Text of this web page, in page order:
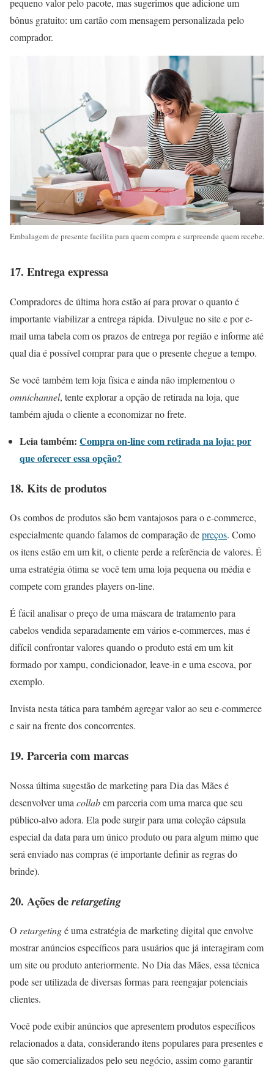
pequeno valor pelo pacote, mas sugerimos que adicione um
bônus gratuito: um cartão com mensagem personalizada pelo
comprador.
Embalagem de presente facilita para quem compra e surpreende quem recebe.
17. Entrega expressa
Compradores de última hora estão aí para provar o quanto é
importante viabilizar a entrega rápida. Divulgue no site e por e-
mail uma tabela com os prazos de entrega por região e informe até
qual dia é possível comprar para que o presente chegue a tempo.
Se você também tem loja física e ainda não implementou o
omnichannel, tente explorar a opção de retirada na loja, que
também ajuda o cliente a economizar no frete.
Leia também: Compra on-line com retirada na loja: por
que oferecer essa opção?
18. Kits de produtos
Os combos de produtos são bem vantajosos para o e-commerce,
especialmente quando falamos de comparação depreços. Como
os itens estão em um kit, o cliente perde a referência de valores. É
uma estratégia ótima se você tem uma loja pequena ou média e
compete com grandes players on-line.
É fácil analisar o preço de uma máscara de tratamento para
cabelos vendida separadamente em vários e-commerces, mas é
difícil confrontar valores quando o produto está em um kit
formado por xampu, condicionador, leave-in e uma escova, por
exemplo.
Invista nesta tática para também agregar valor ao seu e-commerce
e sair na frente dos concorrentes.
19. Parceria com marcas
Nossa última sugestão de marketing para Dia das Mães é
desenvolver uma collabem parceria com uma marca que seu
público-alvo adora. Ela pode surgir para uma coleção cápsula
especial da data para um único produto ou para algum mimo que
será enviado nas compras (é importante definir as regras do
brinde).
20. Ações deretargeting
O retargetingé uma estratégia de marketing digital que envolve
mostrar anúncios específicos para usuários que já interagiram com
um site ou produto anteriormente. No Dia das Mães, essa técnica
pode ser utilizada de diversas formas para reengajar potenciais
clientes.
Você pode exibir anúncios que apresentem produtos específicos
relacionados a data, considerando itens populares para presentes e
que são comercializados pelo seu negócio, assim como garantir